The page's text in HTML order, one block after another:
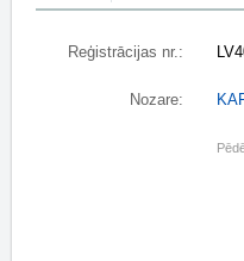
Reģistrācijas nr.:
Nozare: